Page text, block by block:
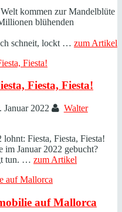
kommen zur Mandelblüte
blühenden
schneit, lockt … zum Artikel
Fiesta, Fiesta!
Januar 2022
Walter
Fiesta, Fiesta, Fiesta!
im Januar 2022 gebucht?
tun. … zum Artikel
auf Mallorca